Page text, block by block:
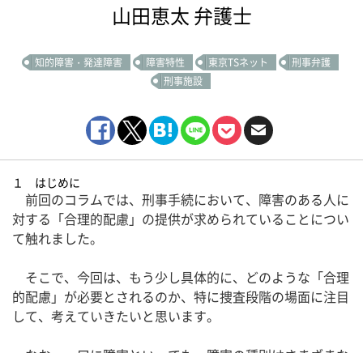
山田恵太 弁護士
知的障害・発達障害 障害特性 東京TSネット
刑事弁護
刑事施設
１ はじめに
前回のコラムでは、刑事手続において、障害のある人に
対する「合理的配慮」の提供が求められていることについ
て触れました。
そこで、今回は、もう少し具体的に、どのような「合理
的配慮」が必要とされるのか、特に捜査段階の場面に注目
して、考えていきたいと思います。